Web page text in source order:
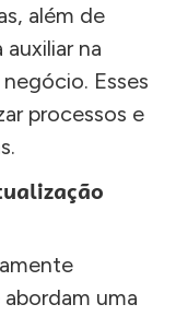
além de
na
Esses
processos e
uma